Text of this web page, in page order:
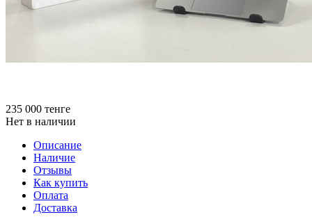
235 000 тенге
Нет в наличии
Описание
Наличие
Отзывы
Как купить
Оплата
Доставка